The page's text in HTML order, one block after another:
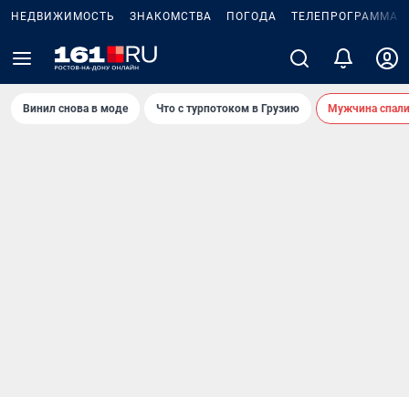
НЕДВИЖИМОСТЬ ЗНАКОМСТВА ПОГОДА ТЕЛЕПРОГРАММА
Винил снова в моде Что с турпотоком в Грузию Мужчина